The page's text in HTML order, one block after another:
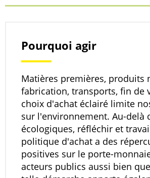
Pourquoi agir
Matières premières, produits
fabrication, transports, fin de
choix d'achat éclairé limite
sur l'environnement. Au-delà
écologiques, réfléchir et
politique d'achat a des
positives sur le porte-
acteurs publics aussi bien